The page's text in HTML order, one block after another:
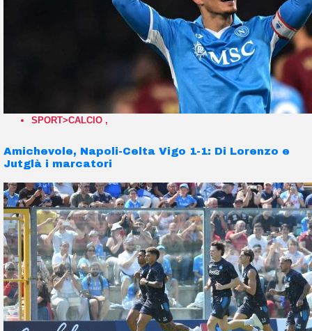
SPORT>CALCIO ,
Amichevole, Napoli-Celta Vigo 1-1: Di Lorenzo e
Jutglà i marcatori